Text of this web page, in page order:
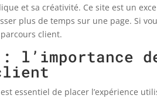
et sa créativité. Ce site est un
plus de temps sur une page. Si
client.
essentiel de placer l’expérience